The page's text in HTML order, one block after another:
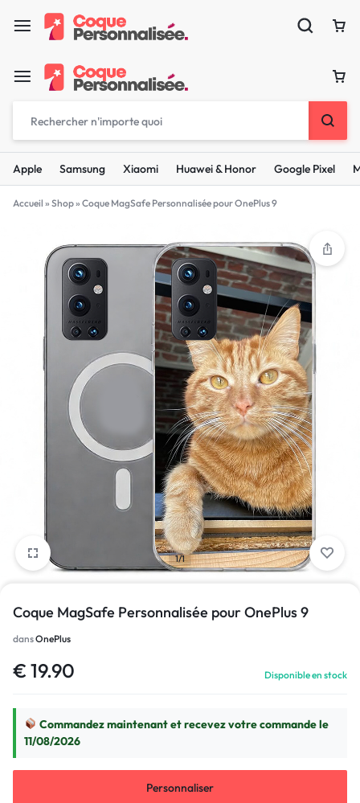
Apple Samsung Xiaomi Huawei & Honor Google Pixel
Accueil » Shop» Coque MagSafe Personnalisée pour OnePlus 9
1/1
Coque MagSafe Personnalisée pour OnePlus 9
dansOnePlus
€ 19.90 Disponible en stock
Commandez maintenant et recevez votre commande le
11/08/2026
Personnaliser